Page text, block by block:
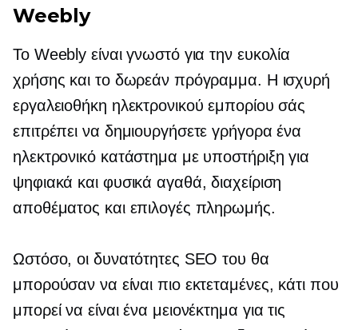
Weebly
Το Weebly είναι γνωστό για την ευκολία
χρήσης και το δωρεάν πρόγραμμα. Η ισχυρή
εργαλειοθήκη ηλεκτρονικού εμπορίου σάς
επιτρέπει να δημιουργήσετε γρήγορα ένα
ηλεκτρονικό κατάστημα με υποστήριξη για
ψηφιακά και φυσικά αγαθά, διαχείριση
αποθέματος και επιλογές πληρωμής.
Ωστόσο, οι δυνατότητες SEO του θα
μπορούσαν να είναι πιο εκτεταμένες, κάτι που
μπορεί να είναι ένα μειονέκτημα για τις